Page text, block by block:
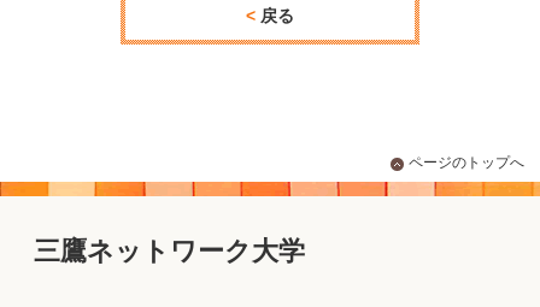
戻る
ページのトップへ
三鷹ネットワーク大学